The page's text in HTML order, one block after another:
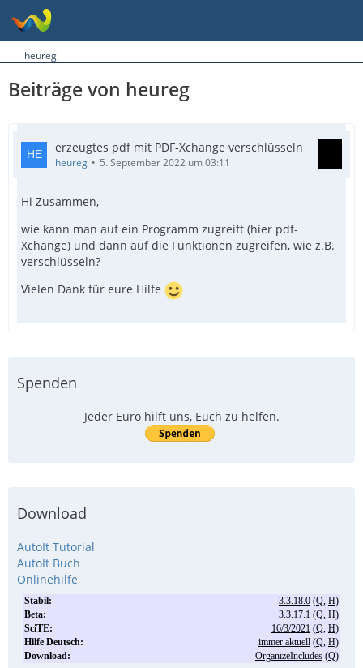
heureg
Beiträge von heureg
erzeugtes pdf mit PDF-Xchange verschlüsseln
heureg 5. September 2022 um 03:11
Hi Zusammen,
wie kann man auf ein Programm zugreift (hier pdf-
Xchange) und dann auf die Funktionen zugreifen, wie z.B.
verschlüsseln?
Vielen Dank für eure Hilfe
Spenden
Jeder Euro hilft uns, Euch zu helfen.
Download
AutoIt Tutorial
AutoIt Buch
Onlinehilfe